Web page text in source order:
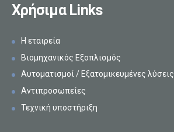
Χρήσιμα Links
Η εταιρεία
Βιομηχανικός Εξοπλισμός
Αυτοματισμοί / Εξατομικευμένες λύσεις
Αντιπροσωπείες
Τεχνική υποστήριξη